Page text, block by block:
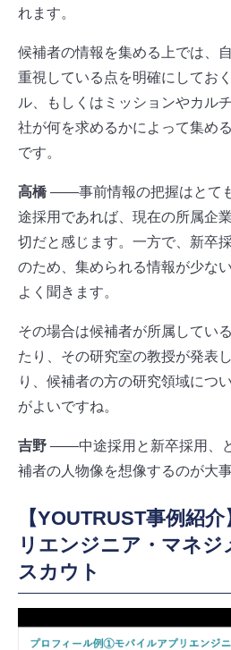
れます。
候補者の情報を集める上では、
重視している点を明確にしてお
ル、もしくはミッションやカル
社が何を求めるかによって集め
です。
高橋――事前情報の把握はとて
途採用であれば、現在の所属企
切だと感じます。一方で、新卒
のため、集められる情報が少な
よく聞きます。
その場合は候補者が所属してい
たり、その研究室の教授が発表
り、候補者の方の研究領域につ
がよいですね。
吉野 ――中途採用と新卒採用、
補者の人物像を想像するのが大事
【YOUTRUST事例紹
リエンジニア・マネジ
スカウト